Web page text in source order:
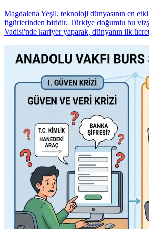
Magdalena Yeşil, teknoloji dünyasının en
figürlerinden biridir. Türkiye doğumlu bu
Vadisi'nde kariyer yaparak, dünyanın ilk